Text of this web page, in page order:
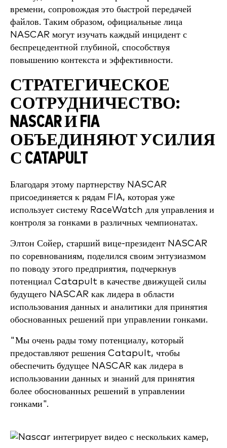
времени, сопровождая это быстрой передачей
файлов. Таким образом, официальные лица
NASCAR могут изучать каждый инцидент с
беспрецедентной глубиной, способствуя
повышению контекста и эффективности.
СТРАТЕГИЧЕСКОЕ
СОТРУДНИЧЕСТВО:
NASCAR И FIA
ОБЪЕДИНЯЮТ УСИЛИЯ
С CATAPULT
Благодаря этому партнерству NASCAR
присоединяется к рядам FIA, которая уже
использует систему RaceWatch для управления и
контроля за гонками в различных чемпионатах.
Элтон Сойер, старший вице-президент NASCAR
по соревнованиям, поделился своим энтузиазмом
по поводу этого предприятия, подчеркнув
потенциал Catapult в качестве движущей силы
будущего NASCAR как лидера в области
использования данных и аналитики для принятия
обоснованных решений при управлении гонками.
"Мы очень рады тому потенциалу, который
предоставляют решения Catapult, чтобы
обеспечить будущее NASCAR как лидера в
использовании данных и знаний для принятия
более обоснованных решений в управлении
гонками".